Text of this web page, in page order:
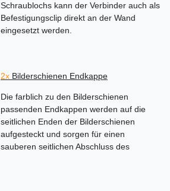
Schraublochs kann der Verbinder auch als
Befestigungsclip direkt an der Wand
eingesetzt werden.
2x Bilderschienen Endkappe
Die farblich zu den Bilderschienen
passenden Endkappen werden auf die
seitlichen Enden der Bilderschienen
aufgesteckt und sorgen für einen
sauberen seitlichen Abschluss des